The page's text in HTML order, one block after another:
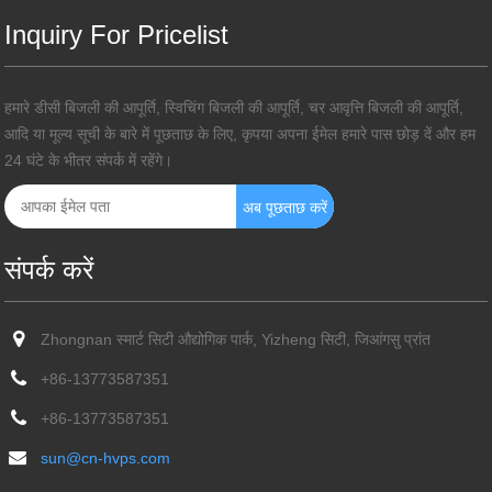
Inquiry For Pricelist
हमारे डीसी बिजली की आपूर्ति, स्विचिंग बिजली की आपूर्ति, चर आवृत्ति बिजली की आपूर्ति,
आदि या मूल्य सूची के बारे में पूछताछ के लिए, कृपया अपना ईमेल हमारे पास छोड़ दें और हम
24 घंटे के भीतर संपर्क में रहेंगे।
संपर्क करें
Zhongnan स्मार्ट सिटी औद्योगिक पार्क, Yizheng सिटी, जिआंगसु प्रांत
+86-13773587351
+86-13773587351
sun@cn-hvps.com